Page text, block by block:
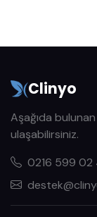
Clinyo
Aşağıda
ulaşabilirsiniz.
0216 599 02